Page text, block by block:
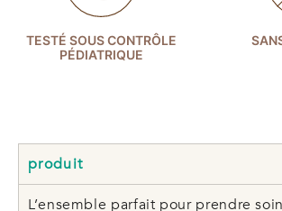
TESTÉ SOUS CONTRÔLE
PÉDIATRIQUE
produit
L’ensemble parfait pour prendre